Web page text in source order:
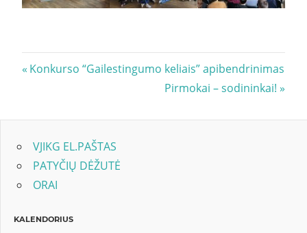
Navigacija
įrašų
Previous
Konkurso “Gailestingumo keliais” apibendrinimas
Next
Pirmokai – sodininkai!
VJIKG EL.PAŠTAS
PATYČIŲ DĖŽUTĖ
ORAI